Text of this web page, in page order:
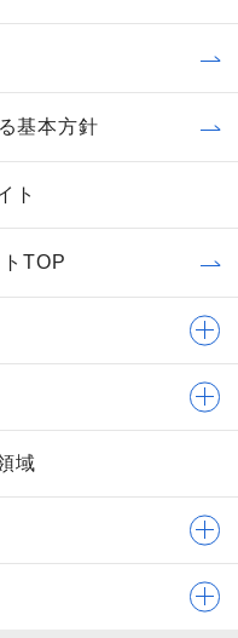
基本方針
ト
TOP
域